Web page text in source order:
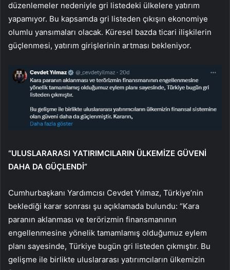
düzenlemeler nedeniyle gri listedeki ülkelere yatırım
yapamıyor. Bu kapsamda gri listeden çıkışın ekonomiye
olumlu yansımaları olacak. Küresel bazda ticari ilişkilerin
güçlenmesi, yatırım girişlerinin artması bekleniyor.
“ULUSLARARASI YATIRIMCILARIN ÜLKEMİZE GÜVENİ
DAHA DA GÜÇLENDİ”
Cumhurbaşkanı Yardımcısı Cevdet Yılmaz, Türkiye’nin
beklediği karar sonrası şu açıklamada bulundu: “Kara
paranın aklanması ve terörizmin finansmanının
engellenmesine yönelik tamamlamış olduğumuz eylem
planı sayesinde, Türkiye bugün gri listeden çıkmıştır. Bu
gelişme ile birlikte uluslararası yatırımcıların ülkemizin